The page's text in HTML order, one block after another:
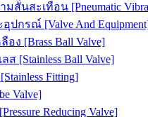
สั่นสะเทือน [Pneumatic
กรณ์ [Valve And
ง [Brass Ball Valve]
[Stainless Ball Valve]
Fitting]
Valve]
Reducing Valve]